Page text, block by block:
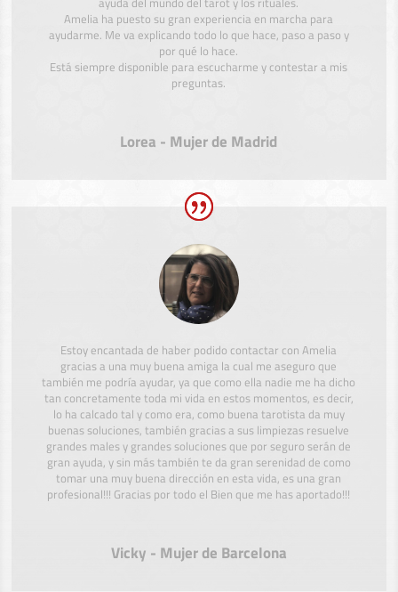
Amelia ha puesto su gran experiencia en marcha para
ayudarme. Me va explicando todo lo que hace, paso a paso y
por qué lo hace.
Está siempre disponible para escucharme y contestar a mis
preguntas.
Lorea - Mujer de Madrid
Estoy encantada de haber podido contactar con Amelia
gracias a una muy buena amiga la cual me aseguro que
también me podría ayudar, ya que como ella nadie me ha dicho
tan concretamente toda mi vida en estos momentos, es decir,
lo ha calcado tal y como era, como buena tarotista da muy
buenas soluciones, también gracias a sus limpiezas resuelve
grandes males y grandes soluciones que por seguro serán de
gran ayuda, y sin más también te da gran serenidad de como
tomar una muy buena dirección en esta vida, es una gran
profesional!!! Gracias por todo el Bien que me has aportado!!!
Vicky - Mujer de Barcelona